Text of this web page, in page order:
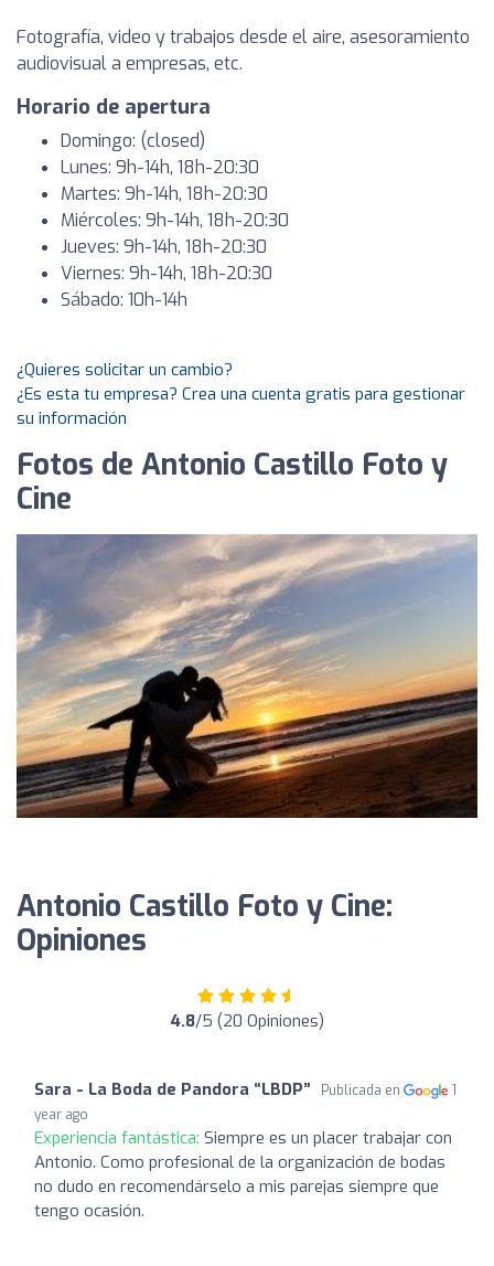
Fotografía, video y trabajos desde el aire, asesoramiento
audiovisual a empresas, etc.
Horario de apertura
Domingo: (closed)
Lunes: 9h-14h, 18h-20:30
Martes: 9h-14h, 18h-20:30
Miércoles: 9h-14h, 18h-20:30
Jueves: 9h-14h, 18h-20:30
Viernes: 9h-14h, 18h-20:30
Sábado: 10h-14h
¿Quieres solicitar un cambio?
¿Es esta tu empresa? Crea una cuenta gratis para gestionar
su información
Fotos de Antonio Castillo Foto y
Cine
Antonio Castillo Foto y Cine:
Opiniones
4.8/5 (20 Opiniones)
Sara - La Boda de Pandora “LBDP” Publicada en
1
year ago
Experiencia fantástica: Siempre es un placer trabajar con
Antonio. Como profesional de la organización de bodas
no dudo en recomendárselo a mis parejas siempre que
tengo ocasión.